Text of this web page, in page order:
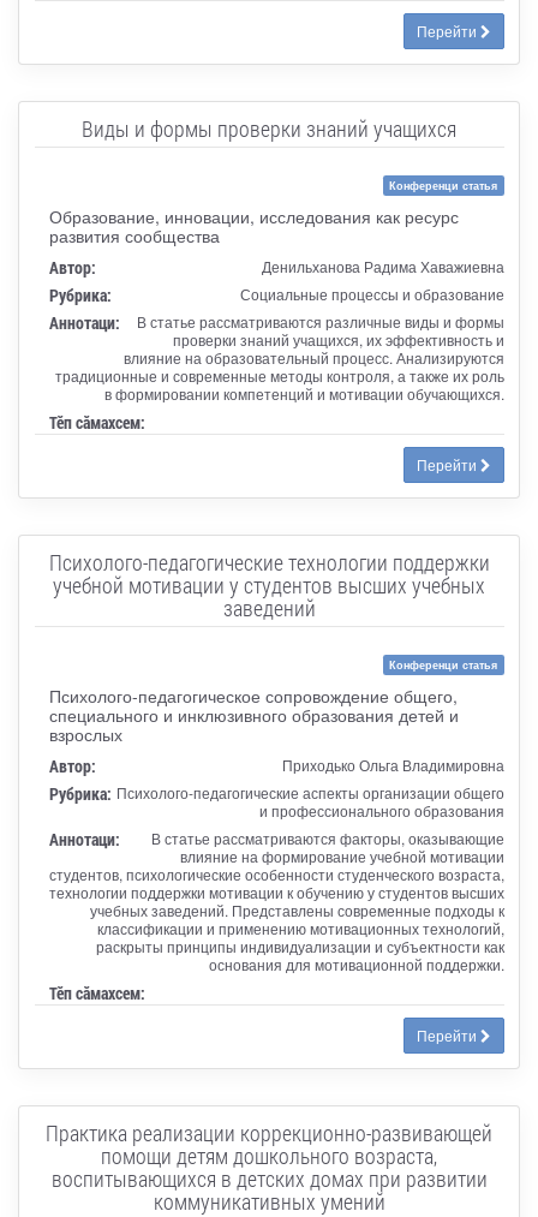
Перейти
Виды и формы проверки знаний учащихся
Конференци статья
Образование, инновации, исследования как ресурс
развития сообщества
Автор: Денильханова Радима Хаважиевна
Рубрика: Социальные процессы и образование
Аннотаци:
В статье рассматриваются различные виды и формы
проверки знаний учащихся, их эффективность и
влияние на образовательный процесс. Анализируются
традиционные и современные методы контроля, а также их роль
в формировании компетенций и мотивации обучающихся.
Тӗп сӑмахсем:
Перейти
Психолого-педагогические технологии поддержки
учебной мотивации у студентов высших учебных
заведений
Конференци статья
Психолого-педагогическое сопровождение общего,
специального и инклюзивного образования детей и
взрослых
Автор: Приходько Ольга Владимировна
Рубрика: Психолого-педагогические аспекты организации общего
и профессионального образования
Аннотаци:
В статье рассматриваются факторы, оказывающие
влияние на формирование учебной мотивации
студентов, психологические особенности студенческого возраста,
технологии поддержки мотивации к обучению у студентов высших
учебных заведений. Представлены современные подходы к
классификации и применению мотивационных технологий,
раскрыты принципы индивидуализации и субъектности как
основания для мотивационной поддержки.
Тӗп сӑмахсем:
Перейти
Практика реализации коррекционно-развивающей
помощи детям дошкольного возраста,
воспитывающихся в детских домах при развитии
коммуникативных умений